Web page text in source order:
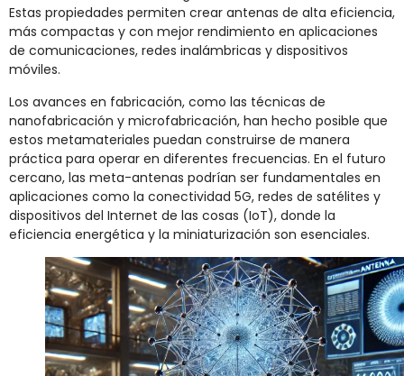
Estas propiedades permiten crear antenas de alta eficiencia,
más compactas y con mejor rendimiento en aplicaciones
de comunicaciones, redes inalámbricas y dispositivos
móviles.
Los avances en fabricación, como las técnicas de
nanofabricación y microfabricación, han hecho posible que
estos metamateriales puedan construirse de manera
práctica para operar en diferentes frecuencias. En el futuro
cercano, las meta-antenas podrían ser fundamentales en
aplicaciones como la conectividad 5G, redes de satélites y
dispositivos del Internet de las cosas (IoT), donde la
eficiencia energética y la miniaturización son esenciales.